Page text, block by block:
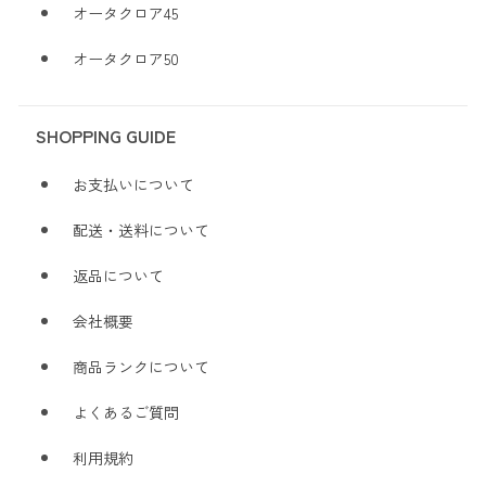
オータクロア45
オータクロア50
SHOPPING GUIDE
お支払いについて
配送・送料について
返品について
会社概要
商品ランクについて
よくあるご質問
利用規約